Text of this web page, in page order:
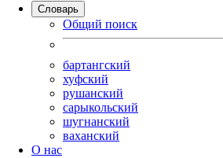
Словарь
Общий поиск
бартангский
хуфский
рушанский
сарыкольский
шугнанский
ваханский
О нас